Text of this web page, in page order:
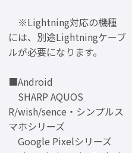
※Lightning対応の機種
には、別途Lightningケーブ
ルが必要になります。
■Android
SHARP AQUOS
R/wish/sence・シンプルス
マホシリーズ
Google Pixelシリーズ